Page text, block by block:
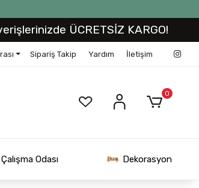
ÜCRETSİZ KARGO!
Sipariş Takip Yardım İletişim
0
Çalışma Odası Dekorasyon